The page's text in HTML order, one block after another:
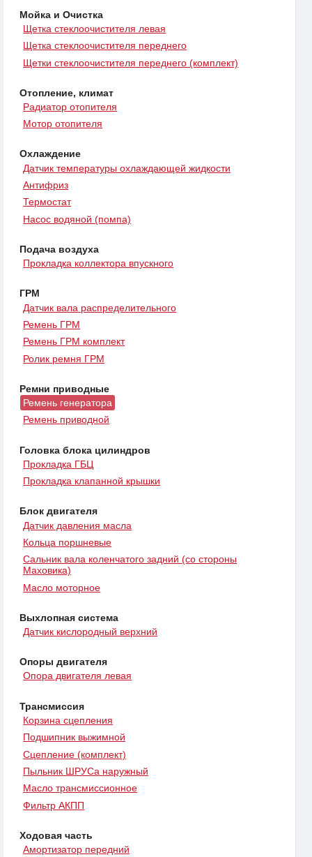
Мойка и Очистка
Щетка стеклоочистителя левая
Щетка стеклоочистителя переднего
Щетки стеклоочистителя переднего (комплект)
Отопление, климат
Радиатор отопителя
Мотор отопителя
Охлаждение
Датчик температуры охлаждающей жидкости
Антифриз
Термостат
Насос водяной (помпа)
Подача воздуха
Прокладка коллектора впускного
ГРМ
Датчик вала распределительного
Ремень ГРМ
Ремень ГРМ комплект
Ролик ремня ГРМ
Ремни приводные
Ремень генератора
Ремень приводной
Головка блока цилиндров
Прокладка ГБЦ
Прокладка клапанной крышки
Блок двигателя
Датчик давления масла
Кольца поршневые
Сальник вала коленчатого задний (со стороны
Маховика)
Масло моторное
Выхлопная система
Датчик кислородный верхний
Опоры двигателя
Опора двигателя левая
Трансмиссия
Корзина сцепления
Подшипник выжимной
Сцепление (комплект)
Пыльник ШРУСа наружный
Масло трансмиссионное
Фильтр АКПП
Ходовая часть
Амортизатор передний